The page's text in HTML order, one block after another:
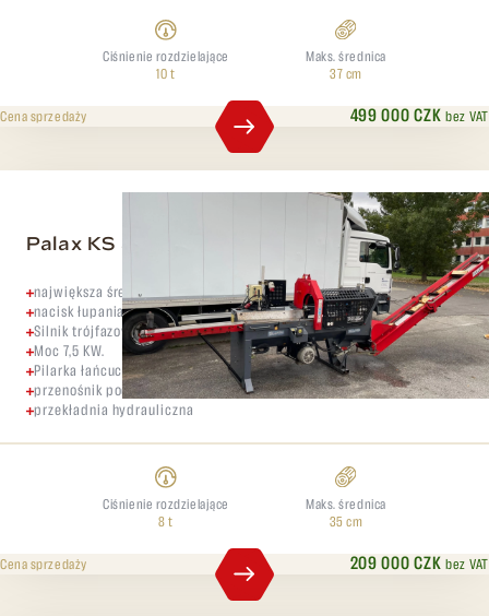
Ciśnienie rozdzielające
10 t
Maks. średnica
37 cm
499 000 CZKbez VAT
Cena sprzedaży
Palax KS 35 s Booster
największa średnica kłody wynosi 35 cm.
nacisk łupania 8 ton.
Silnik trójfazowy Napięcie 230/380 V lub 380/600 V
Moc 7,5 KW.
Pilarka łańcuchowa 15”,
przenośnik podający,
przekładnia hydrauliczna
Ciśnienie rozdzielające
8 t
Maks. średnica
35 cm
209 000 CZKbez VAT
Cena sprzedaży